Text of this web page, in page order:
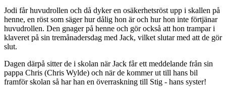
Jodi får huvudrollen och då dyker en osäkerhetsröst upp i skallen på
henne, en röst som säger hur dålig hon är och hur hon inte förtjänar
huvudrollen. Den gnager på henne och gör också att hon trampar i
klaveret på sin tremånadersdag med Jack, vilket slutar med att de gör
slut.
Dagen därpå sitter de i skolan när Jack får ett meddelande från sin
pappa Chris (Chris Wylde) och när de kommer ut till hans bil
framför skolan så har han en överraskning till Stig - hans syster!